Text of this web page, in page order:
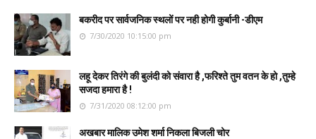
बकरीद पर सार्वजनिक स्थलों पर नही होगी कुर्बानी -डीएम
7/30/2020 10:15:00 pm
लहू देकर तिरंगे की बुलंदी को संवारा है ,फरिश्ते तुम वतन के हो ,तुम्हे
सजदा हमारा है !
7/31/2020 08:12:00 pm
अखबार मालिक उमेश शर्मा निकला बिजली चोर